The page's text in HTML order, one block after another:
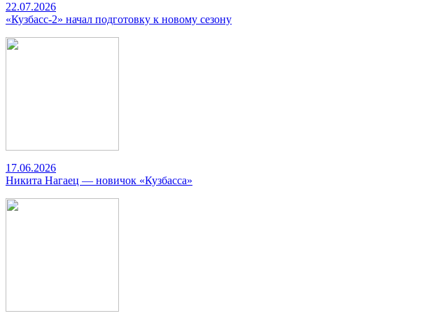
22.07.2026
«Кузбасс-2» начал подготовку к новому сезону
17.06.2026
Никита Нагаец — новичок «Кузбасса»